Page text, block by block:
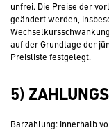
unfrei. Die Preise der
geändert werden,
auf der Grundlage der
Preisliste festgelegt.
5)
Barzahlung: innerhalb